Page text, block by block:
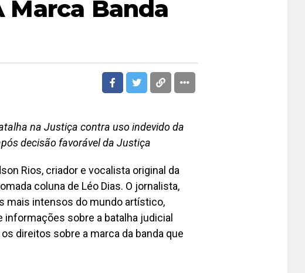
Marca Banda
na Justiça contra uso indevido da
decisão favorável da Justiça
Rios, criador e vocalista original da
coluna de Léo Dias. O jornalista,
mais intensos do mundo artístico,
sobre a batalha judicial
direitos sobre a marca da banda que